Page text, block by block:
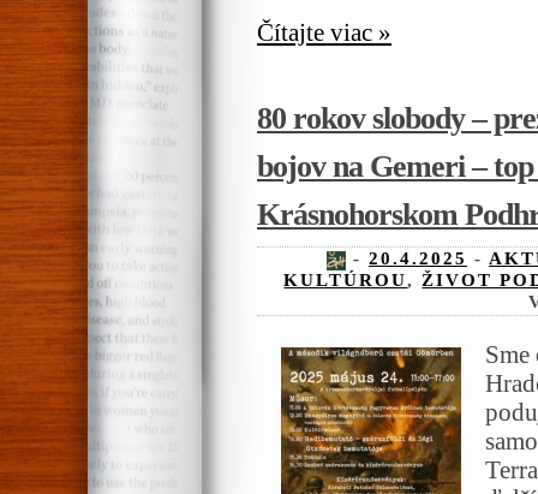
Čítajte viac »
80 rokov slobody –
bojov na Gemeri –
Krásnohorskom
- 20.4.2025 -
KULTÚROU, ŽIVOT